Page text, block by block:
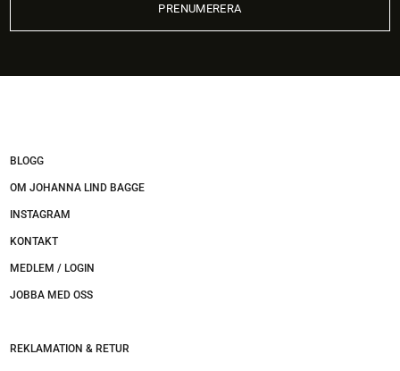
BLOGG
OM JOHANNA LIND BAGGE
INSTAGRAM
KONTAKT
MEDLEM / LOGIN
JOBBA MED OSS
REKLAMATION & RETUR